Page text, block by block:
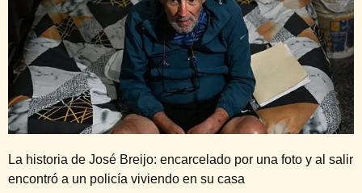
La historia de José Breijo: encarcelado por una foto y al salir
encontró a un policía viviendo en su casa